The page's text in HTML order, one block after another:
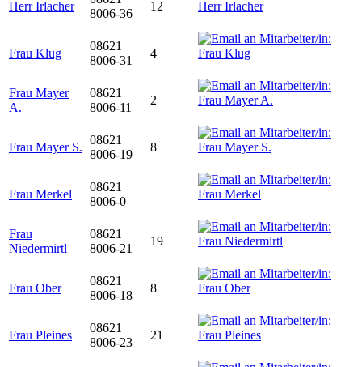
Herr Irlacher
8006-36
12
Frau Klug
08621
8006-31
4
Frau Mayer
A.
08621
8006-11
2
Frau Mayer S.
08621
8006-19
8
Frau Merkel
08621
8006-0
Frau
Niedermirtl
08621
8006-21
19
Frau Ober
08621
8006-18
8
Frau Pleines
08621
8006-23
21